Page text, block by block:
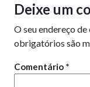
Deixe um
O seu endereço
obrigatórios são
Comentário *